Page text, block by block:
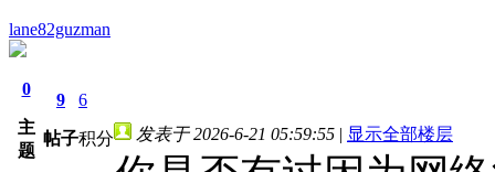
lane82guzman
0
主
题
9
帖子
6
积分 发表于 2026-6-21 05:59:55 | 显示全部楼层